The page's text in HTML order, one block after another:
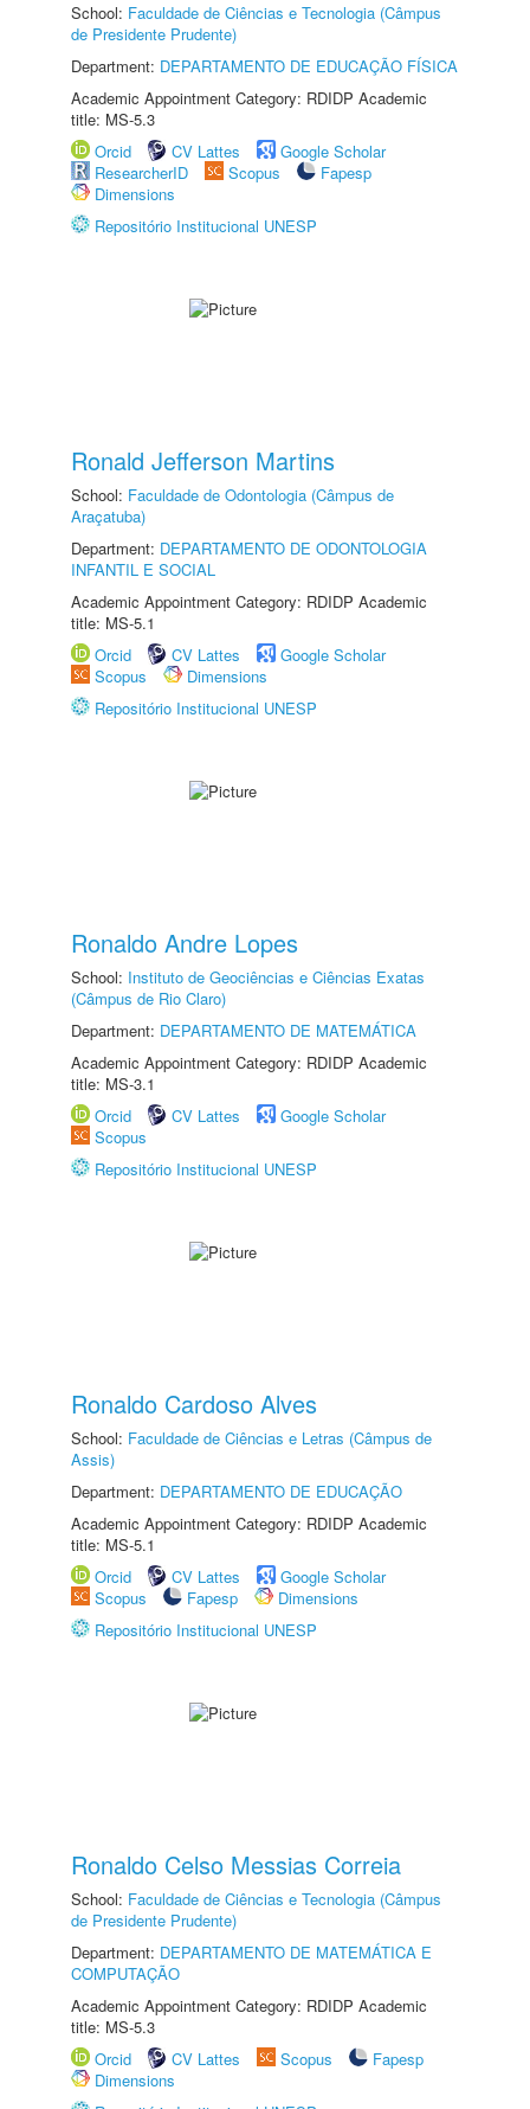
School: Faculdade de Ciências e Tecnologia (Câmpus
de Presidente Prudente)
Department: DEPARTAMENTO DE EDUCAÇÃO FÍSICA
Academic Appointment Category: RDIDP Academic
title: MS-5.3
Orcid
CV Lattes
Google Scholar
ResearcherID
Scopus
Fapesp
Dimensions
Repositório Institucional UNESP
Ronald Jefferson Martins
School: Faculdade de Odontologia (Câmpus de
Araçatuba)
Department: DEPARTAMENTO DE ODONTOLOGIA
INFANTIL E SOCIAL
Academic Appointment Category: RDIDP Academic
title: MS-5.1
Orcid
CV Lattes
Google Scholar
Scopus
Dimensions
Repositório Institucional UNESP
Ronaldo Andre Lopes
School: Instituto de Geociências e Ciências Exatas
(Câmpus de Rio Claro)
Department: DEPARTAMENTO DE MATEMÁTICA
Academic Appointment Category: RDIDP Academic
title: MS-3.1
Orcid
CV Lattes
Google Scholar
Scopus
Repositório Institucional UNESP
Ronaldo Cardoso Alves
School: Faculdade de Ciências e Letras (Câmpus de
Assis)
Department: DEPARTAMENTO DE EDUCAÇÃO
Academic Appointment Category: RDIDP Academic
title: MS-5.1
Orcid
CV Lattes
Google Scholar
Scopus
Fapesp
Dimensions
Repositório Institucional UNESP
Ronaldo Celso Messias Correia
School: Faculdade de Ciências e Tecnologia (Câmpus
de Presidente Prudente)
Department: DEPARTAMENTO DE MATEMÁTICA E
COMPUTAÇÃO
Academic Appointment Category: RDIDP Academic
title: MS-5.3
Orcid
CV Lattes Scopus
Fapesp
Dimensions